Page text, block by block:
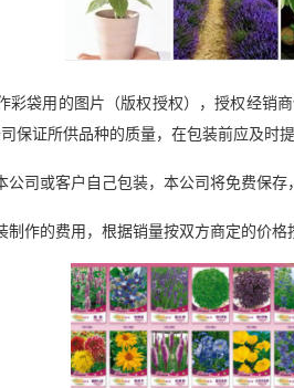
彩袋用的图片（版权授权），授权经销
保证所供品种的质量，在包装前应及时
公司或客户自己包装，本公司将免费保存
制作的费用，根据销量按双方商定的价格